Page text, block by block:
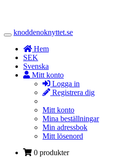
Toggle
Navigation
knoddenoknyttet.se
Hem
SEK
Svenska
Mitt konto
Logga in
Registrera dig
Mitt konto
Mina beställningar
Min adressbok
Mitt lösenord
0 produkter